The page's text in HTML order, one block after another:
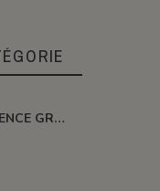
ENGOBE FAÏENCE GRÈS & PORCELAINE LIQUIDE SS PLB JAUNE 1KG EASP02LL